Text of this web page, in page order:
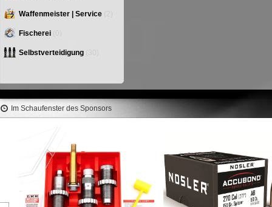
Waffenmeister | Service
Fischerei
Selbstverteidigung
Im Schaufenster des Sponsors